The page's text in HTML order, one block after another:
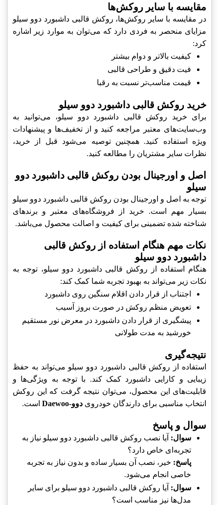
مقایسه با سایر روکش‌ها
در مقایسه با سایر روکش‌ها، روکش قالبی داشبورد دوو سیلو
مزایای منحصر به فردی دارد که می‌توان به موارد زیر اشاره
کرد:
کیفیت بالاتر و دوام بیشتر
فیت دقیق و طراحی قالبی
قیمت مناسب‌تر نسبت به رقبا
خرید روکش قالبی داشبورد دوو سیلو
برای خرید روکش قالبی داشبورد دوو سیلو، می‌توانید به
وب‌سایت‌های معتبر مراجعه کنید و از تخفیف‌ها و پیشنهادات
ویژه استفاده کنید. همچنین توصیه می‌شود قبل از خرید،
نظرات سایر مشتریان را مطالعه کنید.
اصل و اورجینال بودن روکش قالبی داشبورد دوو
سیلو
توجه به اصل و اورجینال بودن روکش قالبی داشبورد دوو سیلو
بسیار مهم است. خرید از فروشگاه‌های معتبر و برندهای
شناخته شده تضمینی برای کیفیت و اصالت محصول می‌باشد.
نکات مهم هنگام استفاده از روکش قالبی
داشبورد دوو سیلو
هنگام استفاده از روکش قالبی داشبورد دوو سیلو، توجه به
نکات زیر می‌تواند به بهبود تجربه شما کمک کند:
اجتناب از قرار دادن اقلام سنگین روی داشبورد
تعویض منظم روکش در صورت بروز آسیب
پیشگیری از قرار دادن داشبورد در معرض نور مستقیم
خورشید به مدت طولانی
نتیجه‌گیری
استفاده از روکش قالبی داشبورد دوو سیلو می‌تواند به حفظ
زیبایی و کارایی داشبورد کمک کند. با توجه به ویژگی‌ها و
قابلیت‌های این محصول، می‌توان نتیجه گرفت که این روکش
انتخاب مناسبی برای دارندگان خودروی دوو-Daewoo است.
سوال و پاسخ
سوال: آیا نصب روکش قالبی داشبورد دوو سیلو نیاز به
تجربه‌ای خاص دارد؟
پاسخ: خیر، نصب آن بسیار ساده و بدون نیاز به تجربه
خاصی انجام می‌شود.
سوال: آیا روکش قالبی داشبورد دوو سیلو برای سایر
مدل‌ها نیز مناسب است؟